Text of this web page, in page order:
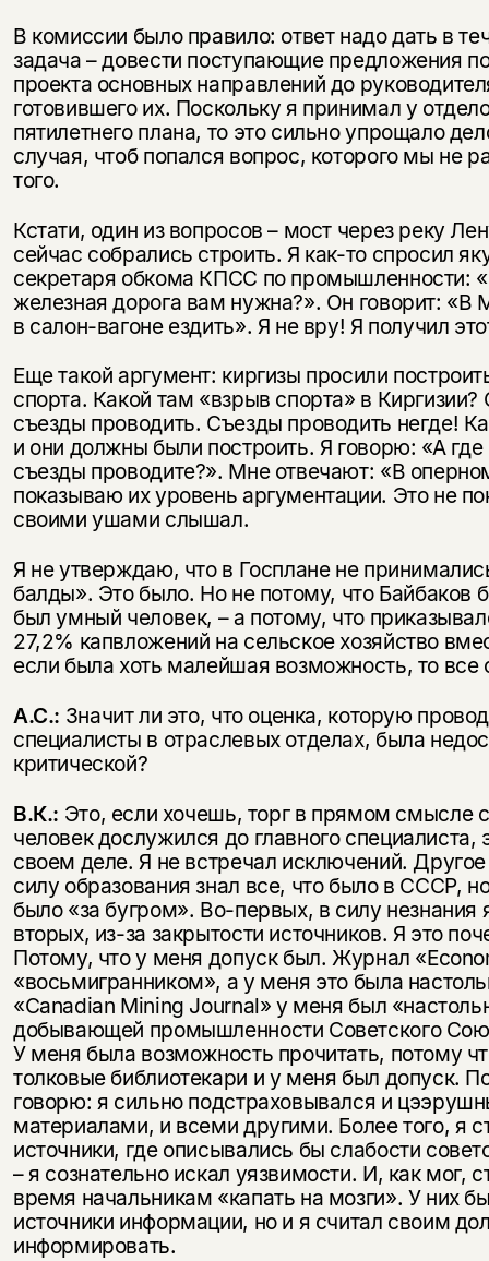
В комиссии было правило: ответ надо дать в
задача – довести поступающие предложения
проекта основных направлений до
готовившего их. Поскольку я принимал у
пятилетнего плана, то это сильно упрощало
случая, чтоб попался вопрос, которого мы не
того.
Кстати, один из вопросов – мост через реку
сейчас собрались строить. Я как-то спросил
секретаря обкома КПСС по промышленности:
железная дорога вам нужна?». Он говорит: «В
в салон-вагоне ездить». Я не вру! Я получил
Еще такой аргумент: киргизы просили
спорта. Какой там «взрыв спорта» в Киргизии?
съезды проводить. Съезды проводить негде!
и они должны были построить. Я говорю: «А
съезды проводите?». Мне отвечают: «В
показываю их уровень аргументации. Это не
своими ушами слышал.
Я не утверждаю, что в Госплане не
балды». Это было. Но не потому, что Байбаков
был умный человек, – а потому, что
27,2% капвложений на сельское хозяйство
если была хоть малейшая возможность, то все
А.С.: Значит ли это, что оценка, которую
специалисты в отраслевых отделах, была
критической?
В.К.: Это, если хочешь, торг в прямом смысле
человек дослужился до главного специалиста,
своем деле. Я не встречал исключений. Другое
силу образования знал все, что было в СССР,
было «за бугром». Во-первых, в силу незнания
вторых, из-за закрытости источников. Я это
Потому, что у меня допуск был. Журнал
«восьмигранником», а у меня это была
«Canadian Mining Journal» у меня был
добывающей промышленности Советского
У меня была возможность прочитать, потому
толковые библиотекари и у меня был допуск.
говорю: я сильно подстраховывался и
материалами, и всеми другими. Более того, я
источники, где описывались бы слабости
– я сознательно искал уязвимости. И, как мог,
время начальникам «капать на мозги». У них
источники информации, но и я считал своим
информировать.